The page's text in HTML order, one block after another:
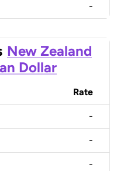
-
New Zealand
Dollar
Rate
-
-
-